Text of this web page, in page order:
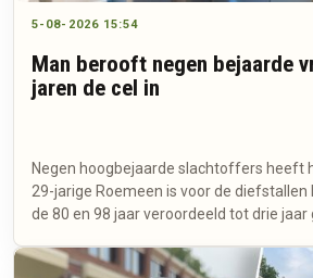
5-08-2026 15:54
Man berooft negen bejaarde
jaren de cel in
Negen hoogbejaarde slachtoffers heeft
29-jarige Roemeen is voor de diefstallen
de 80 en 98 jaar veroordeeld tot drie jaar